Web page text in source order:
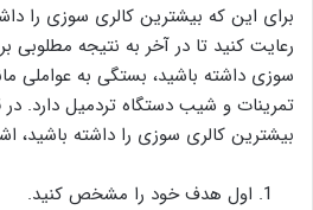
برای این که بیشترین کالری سوزی را
رعایت کنید تا در آخر به نتیجه مطلوبی
سوزی داشته باشید، بستگی به عواملی
تمرینات و شیب دستگاه تردمیل دارد.
بیشترین کالری سوزی را داشته باشید،
اول هدف خود را مشخص کنید.